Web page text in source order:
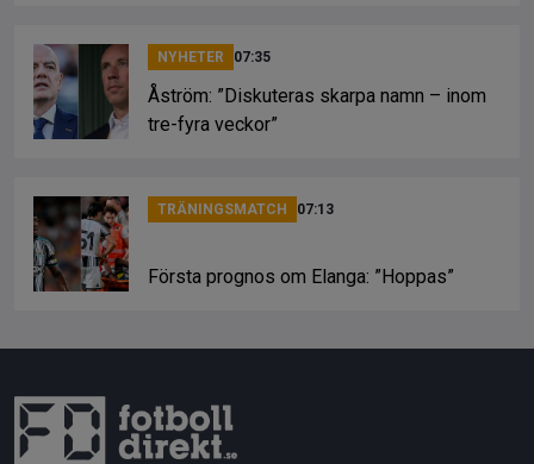
NYHETER 07:35
Åström: ”Diskuteras skarpa namn – inom
tre-fyra veckor”
TRÄNINGSMATCH 07:13
Första prognos om Elanga: ”Hoppas”